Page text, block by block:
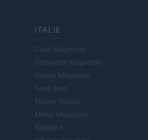
ITALIE
Casa Magazine
Cineverse Magazine
Donne Magazine
Food Blog
Milano Notizie
Motor Magazine
Notizie.it